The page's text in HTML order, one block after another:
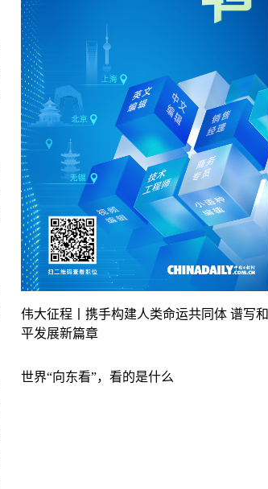
伟大征程丨携手构建人类命运共同体 谱写和
平发展新篇章
世界“向东看”，看的是什么